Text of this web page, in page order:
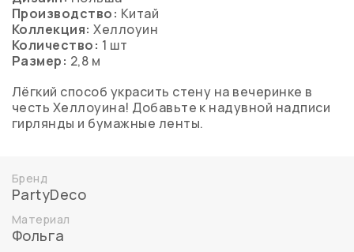
Производство: Китай
Коллекция:Хеллоуин
Количество: 1 шт
Размер: 2,8 м
Лёгкий способ украсить стену на вечеринке в
честь Хеллоуина! Добавьте к надувной надписи
гирлянды и бумажные ленты.
Бренд
PartyDeco
Материал
Фольга